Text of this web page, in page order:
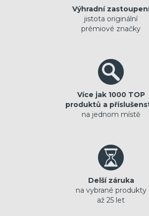
Výhradní
jistota originální
prémiové značky
Více jak 1000 TOP
produktů a
na jednom místě
Delší záruka
na vybrané produkty
až 25 let